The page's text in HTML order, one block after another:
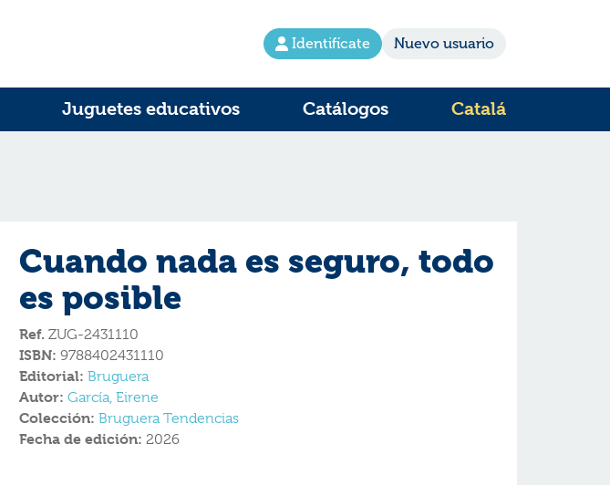
Identifícate Nuevo usuario
Juguetes educativos Catálogos Catalá
Cuando nada es seguro, todo
es posible
Ref. ZUG-2431110
ISBN: 9788402431110
Editorial: Bruguera
Autor: García, Eirene
Colección: Bruguera Tendencias
Fecha de edición: 2026